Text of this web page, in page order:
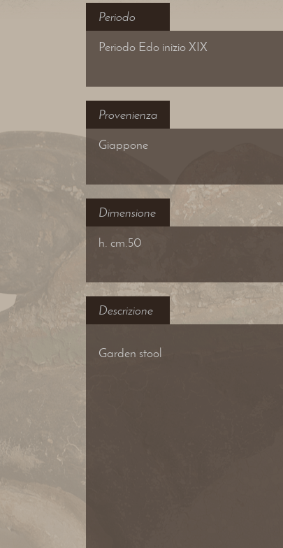
Periodo
Periodo Edo inizio XIX
Provenienza
Giappone
Dimensione
h. cm.50
Descrizione
Garden stool